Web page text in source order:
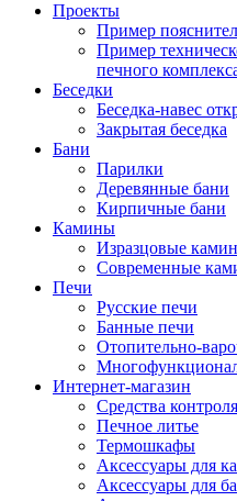
Проекты
Пример
Пример
печного
Беседки
Беседка-навес
Закрытая беседка
Бани
Парилки
Деревянные бани
Кирпичные бани
Камины
Изразцовые
Современные
Печи
Русские печи
Банные печи
Отопительно-
Интернет-магазин
Средства
Печное литье
Термошкафы
Аксессуары для
Аксессуары для